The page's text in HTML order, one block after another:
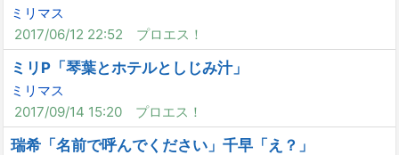
ミリマス
2017/06/12 22:52
プロエス！
ミリP「琴葉とホテルとしじみ汁」
ミリマス
2017/09/14 15:20
プロエス！
瑞希「名前で呼んでください」千早「え？」